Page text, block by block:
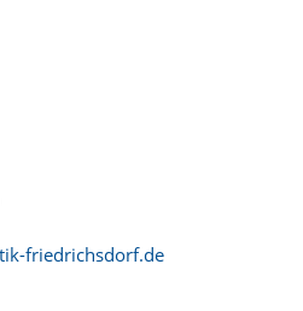
friedrichsdorf.de